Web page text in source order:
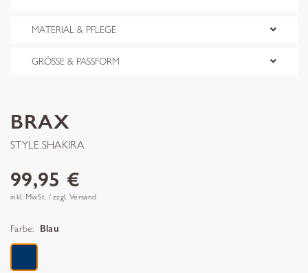
MATERIAL & PFLEGE
GRÖSSE & PASSFORM
BRAX
STYLE.SHAKIRA
99,95 €
inkl. MwSt. / zzgl. Versand
Farbe: Blau